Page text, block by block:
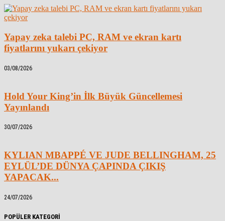
Yapay zeka talebi PC, RAM ve ekran kartı
fiyatlarını yukarı çekiyor
03/08/2026
Hold Your King’in İlk Büyük Güncellemesi
Yayınlandı
30/07/2026
KYLIAN MBAPPÉ VE JUDE BELLINGHAM, 25
EYLÜL’DE DÜNYA ÇAPINDA ÇIKIŞ
YAPACAK...
24/07/2026
POPÜLER KATEGORİ